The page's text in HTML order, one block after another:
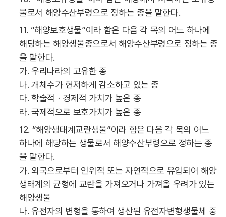
물로서 해양수산부령으로 정하는 종을 말한다.
11. “해양보호생물”이라 함은 다음 각 목의 어느 하나에
해당하는 해양생물종으로서 해양수산부령으로 정하는 종
을 말한다.
가. 우리나라의 고유한 종
나. 개체수가 현저하게 감소하고 있는 종
다. 학술적ㆍ경제적 가치가 높은 종
라. 국제적으로 보호가치가 높은 종
12. “해양생태계교란생물”이라 함은 다음 각 목의 어느
하나에 해당하는 생물로서 해양수산부령으로 정하는 종
을 말한다.
가. 외국으로부터 인위적 또는 자연적으로 유입되어 해양
생태계의 균형에 교란을 가져오거나 가져올 우려가 있는
해양생물
나. 유전자의 변형을 통하여 생산된 유전자변형생물체 중